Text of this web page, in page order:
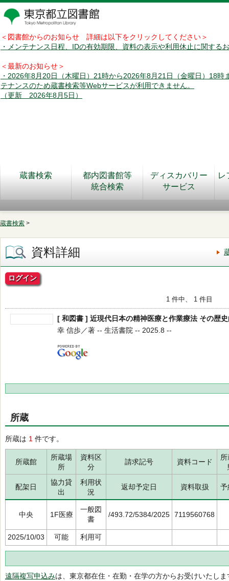
＜図書館からのお知らせ 詳細は以下をクリックしてください＞
・メンテナンス日程、IDの有効期限、資料の表示や利用休止に関する
＜最新のお知らせ＞
・2026年8月20日（木曜日）21時から2026年8月21日（金曜日）18時
テナンスのため蔵書検索等Webサービスが利用できません。
（更新 2026年8月5日）
蔵書検索
都内図書館等
統合検索
ディスカバリー
サービス
レ
蔵書検索 >
資料詳細
ログイン
1 件中、 1 件目
[ 和図書 ] 近現代日本の精神医療と作業療法 その歴
幸 信歩／著 -- 生活書院 -- 2025.8 --
所蔵
所蔵は 1 件です。
所蔵館
所蔵場
所
資料区
分
請求記号 資料コード
配架日
協力貸
出
利用状
況
返却予定日 資料取扱 予
中央 1F医療
一般図
書
/493.72/5384/2025 7119560768
2025/10/03 可能 利用可
遠隔複写申込みは、東京都在住・在勤・在学の方からお受けいたしま